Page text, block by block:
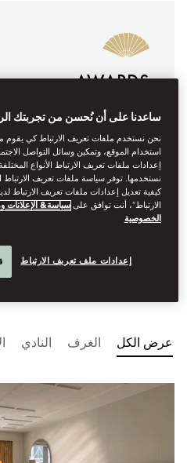
AWARDS
Kong has been awarded the
“The Best Hotel in Hong
Nast Traveller, Readers'
“One Micheline Key Hotel” -
100 Hotels in Asia Pacific”,
in Hong Kong” - Robb
of the Best, No. 41 - The
World’s 50 Best Hotels 2025.
عرض الكل الغرف النادي
ساعدنا على أن نُحسن من تجربتك
نحن نستخدم ملفات تعريف الارتباط كي يقوم
استخدام الموقع، وتمكين وسائل التواصل
إعدادات ملفات تعريف الارتباط الأنواع
نستخدمها. توفر سياسة ملفات تعريف
كيفية تعديل إعدادات ملفات تعريف الارتباط
الارتباط”، أنت توافق علىسياسة& الإعلانات
الخصوصية
إعدادات ملف تعريف الارتباط